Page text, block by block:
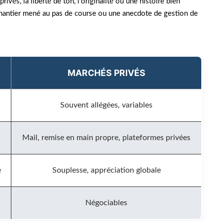
mené au pas de course ou une anecdote de gestion de
MARCHÉS PRIVÉS
Souvent allégées, variables
Mail, remise en main propre, plateformes privées
Souplesse, appréciation globale
Négociables